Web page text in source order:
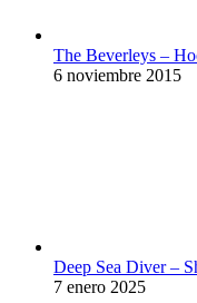
The Beverleys –
6 noviembre 2015
Deep Sea Diver –
7 enero 2025